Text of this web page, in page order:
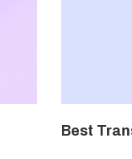
Best